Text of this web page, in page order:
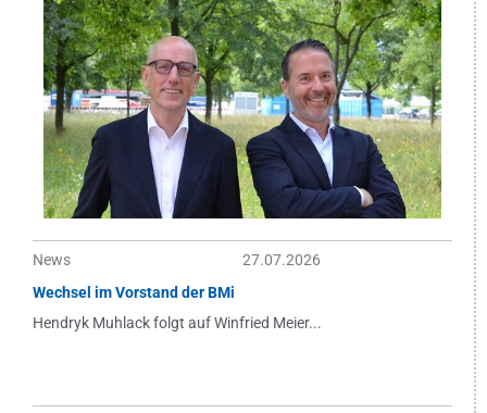
News
27.07.2026
Wechsel im Vorstand der BMi
Hendryk Muhlack folgt auf Winfried Meier...